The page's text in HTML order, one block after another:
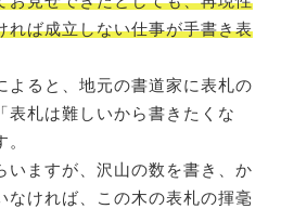
れば成立しない仕事が手書き表
よると、地元の書道家に表札の
表札は難しいから書きたくな
いますが、沢山の数を書き、か
なければ、この木の表札の揮毫